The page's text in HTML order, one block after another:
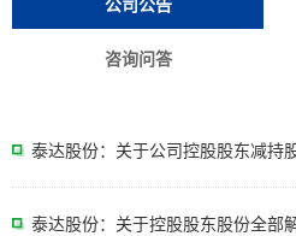
公司公告
咨询问答
泰达股份：关于控股股东股份全部